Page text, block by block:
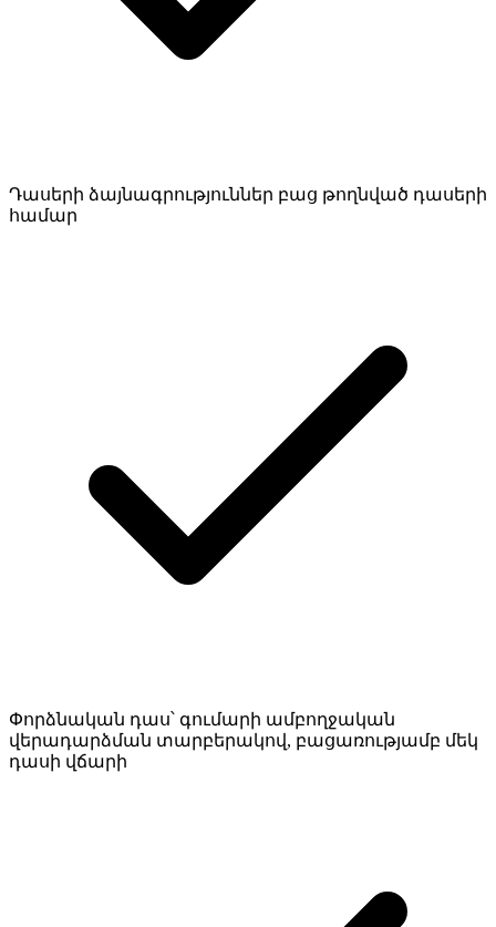
Դասերի ձայնագրություններ բաց թողնված դասերի
համար
Փորձնական դաս՝ գումարի ամբողջական
վերադարձման տարբերակով, բացառությամբ մեկ
դասի վճարի